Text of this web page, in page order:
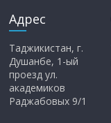
Адрес
Таджикистан, г.
Душанбе, 1-ый
проезд ул.
академиков
Раджабовых 9/1